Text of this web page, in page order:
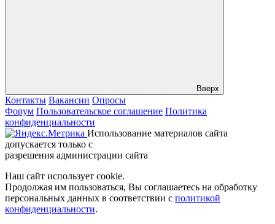
Вверх
Контакты Вакансии Опросы
Форум Пользовательское соглашение Политика
конфиденциальности
Использование материалов сайта
допускается только с
разрешения администрации сайта
Наш сайт использует cookie.
Продолжая им пользоваться, Вы соглашаетесь на обработку
персональных данных в соответствии с политикой
конфиденциальности.